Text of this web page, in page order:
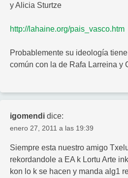
y Alicia Sturtze
http://lahaine.org/pais_vasco.htm
Probablemente su ideología
común con la de Rafa Larreina y
igomendi dice:
enero 27, 2011 a las 19:39
Siempre esta nuestro amigo
rekordandole a EA k Lortu Arte
kon lo k se hacen y manda alg1